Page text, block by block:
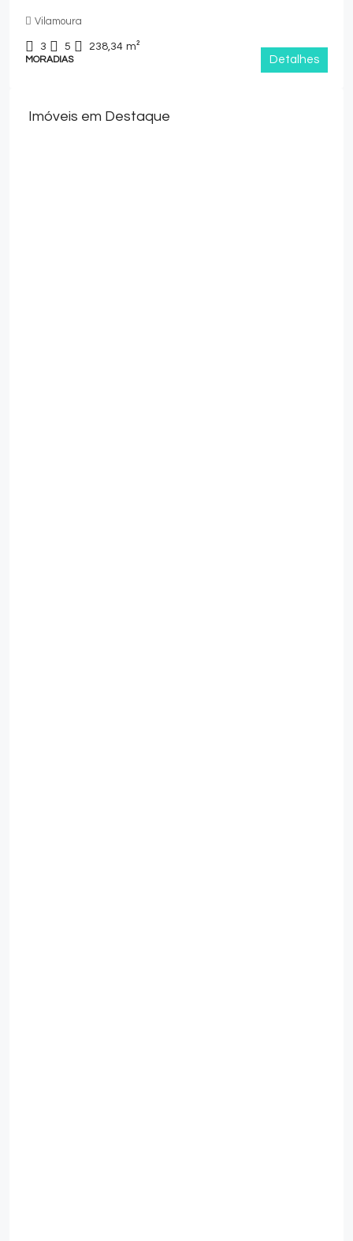
Vilamoura
3 5 238,34 m²
MORADIAS Detalhes
Imóveis em Destaque